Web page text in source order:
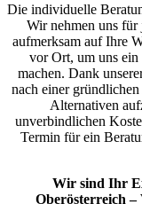
Die individuelle
Wir nehmen uns für
aufmerksam auf Ihre
vor Ort, um uns ein
machen. Dank
nach einer
Alternativen
unverbindlichen
Termin für ein
Wir sind Ihr
Oberösterreich